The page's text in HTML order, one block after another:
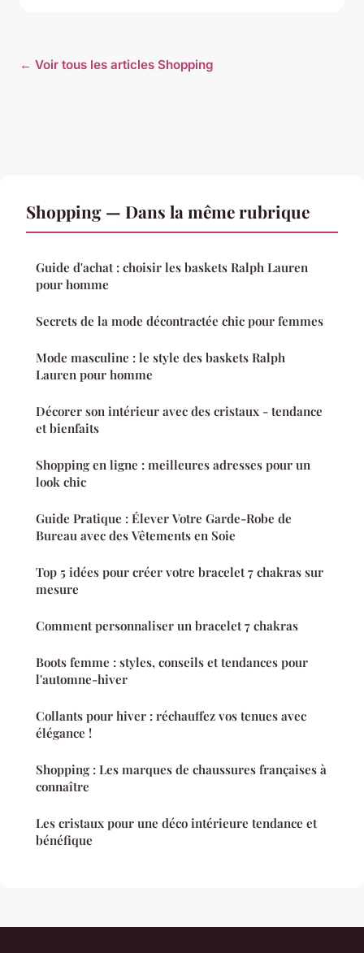
← Voir tous les articles Shopping
Shopping — Dans la même rubrique
Guide d'achat : choisir les baskets Ralph Lauren
pour homme
Secrets de la mode décontractée chic pour femmes
Mode masculine : le style des baskets Ralph
Lauren pour homme
Décorer son intérieur avec des cristaux - tendance
et bienfaits
Shopping en ligne : meilleures adresses pour un
look chic
Guide Pratique : Élever Votre Garde-Robe de
Bureau avec des Vêtements en Soie
Top 5 idées pour créer votre bracelet 7 chakras sur
mesure
Comment personnaliser un bracelet 7 chakras
Boots femme : styles, conseils et tendances pour
l'automne-hiver
Collants pour hiver : réchauffez vos tenues avec
élégance !
Shopping : Les marques de chaussures françaises à
connaître
Les cristaux pour une déco intérieure tendance et
bénéfique